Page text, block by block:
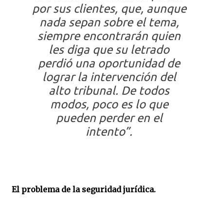
por sus clientes, que, aunque
nada sepan sobre el tema,
siempre encontrarán quien
les diga que su letrado
perdió una oportunidad de
lograr la intervención del
alto tribunal. De todos
modos, poco es lo que
pueden perder en el
intento”.
El problema de la seguridad jurídica.